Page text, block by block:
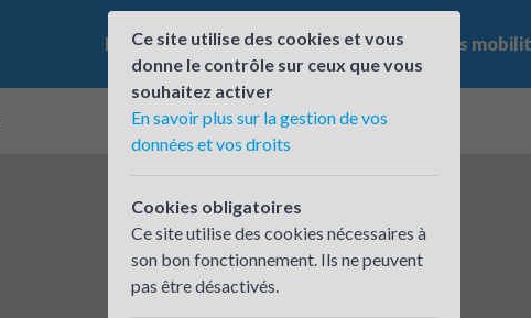
Le challenge Qui participe ? Les offres
Ce site utilise des cookies et vous
donne le contrôle sur ceux que vous
souhaitez activer
En savoir plus sur la gestion de vos
données et vos droits
Cookies obligatoires
Ce site utilise des cookies nécessaires à
son bon fonctionnement. Ils ne peuvent
pas être désactivés.